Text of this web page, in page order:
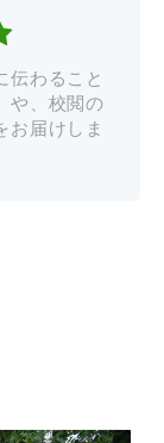
伝わること
や、校閲の
お届けしま